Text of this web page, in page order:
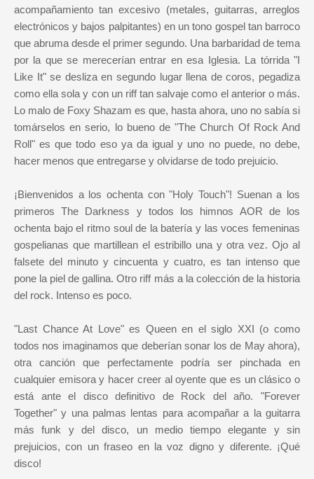
acompañamiento tan excesivo (metales, guitarras, arreglos
electrónicos y bajos palpitantes) en un tono gospel tan barroco
que abruma desde el primer segundo. Una barbaridad de tema
por la que se merecerían entrar en esa Iglesia. La tórrida "I
Like It" se desliza en segundo lugar llena de coros, pegadiza
como ella sola y con un riff tan salvaje como el anterior o más.
Lo malo de Foxy Shazam es que, hasta ahora, uno no sabía si
tomárselos en serio, lo bueno de "The Church Of Rock And
Roll" es que todo eso ya da igual y uno no puede, no debe,
hacer menos que entregarse y olvidarse de todo prejuicio.
¡Bienvenidos a los ochenta con "Holy Touch"! Suenan a los
primeros The Darkness y todos los himnos AOR de los
ochenta bajo el ritmo soul de la batería y las voces femeninas
gospelianas que martillean el estribillo una y otra vez. Ojo al
falsete del minuto y cincuenta y cuatro, es tan intenso que
pone la piel de gallina. Otro riff más a la colección de la historia
del rock. Intenso es poco.
"Last Chance At Love" es Queen en el siglo XXI (o como
todos nos imaginamos que deberían sonar los de May ahora),
otra canción que perfectamente podría ser pinchada en
cualquier emisora y hacer creer al oyente que es un clásico o
está ante el disco definitivo de Rock del año. "Forever
Together" y una palmas lentas para acompañar a la guitarra
más funk y del disco, un medio tiempo elegante y sin
prejuicios, con un fraseo en la voz digno y diferente. ¡Qué
disco!